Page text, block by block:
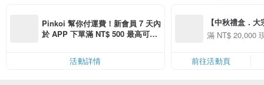
Pinkoi 幫你付運費！新會員 7 天內
於 APP 下單滿 NT$ 500 最高可折
活動詳情
【中秋禮盒．
購買「品味美食
000 現折
滿 NT$ 20,000
前往活動頁